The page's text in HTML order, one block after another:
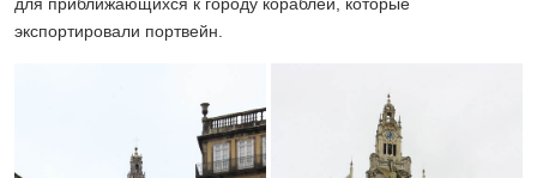
экспортировали портвейн.